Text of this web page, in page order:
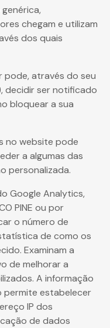
chegam e utilizam
dos quais
pode, através do seu
decidir ser notificado
bloquear a sua
no website pode
a algumas das
personalizada.
Google Analytics,
PINE ou por
o número de
de como os
Examinam a
de melhorar a
A informação
permite estabelecer
IP dos
de dados